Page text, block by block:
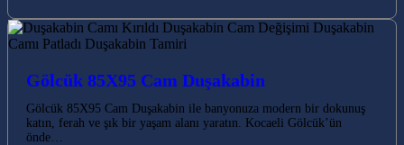
Gölcük 85X95 Cam Duşakabin
Gölcük 85X95 Cam Duşakabin ile banyonuza modern bir dokunuş
katın, ferah ve şık bir yaşam alanı yaratın. Kocaeli Gölcük’ün
önde…